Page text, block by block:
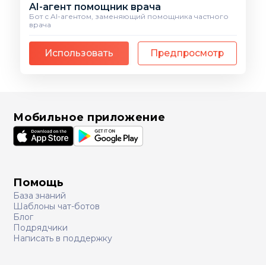
AI-агент помощник врача
Бот с AI-агентом, заменяющий помощника частного
врача
Использовать Предпросмотр
Помощь
База знаний
Шаблоны чат-ботов
Блог
Подрядчики
Написать в поддержку
Мобильное приложение